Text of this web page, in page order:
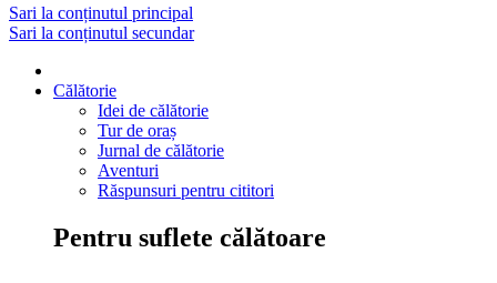
Sari la conținutul principal
Sari la conținutul secundar
Călătorie
Idei de călătorie
Tur de oraș
Jurnal de călătorie
Aventuri
Răspunsuri pentru cititori
Pentru suflete călătoare